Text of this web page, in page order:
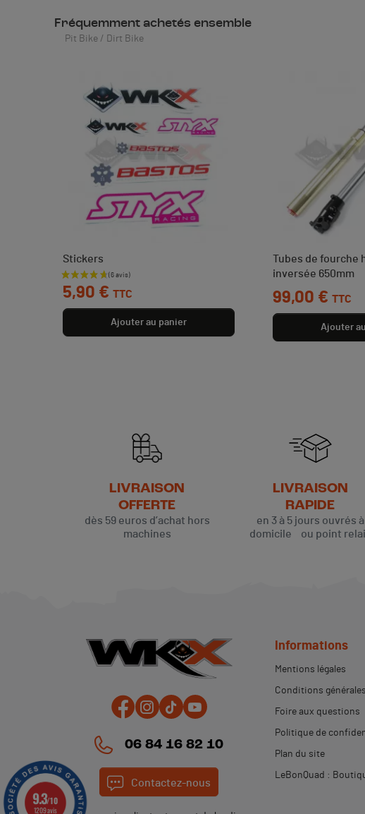
Fréquemment achetés ensemble
Pit Bike / Dirt Bike
Stickers
Prix
5,90 € TTC
Ajouter au panier
Tubes de fourche
inversée 650mm
Prix
99,00 € TTC
Ajouter
LIVRAISON
OFFERTE
dès 59 euros d’achat hors
machines
LIVRAISON
RAPIDE
en 3 à 5 jours ouvrés à
domicile ou point
06 84 16 82 10
Contactez-nous
Informations
Mentions légales
Conditions générales
Foire aux questions
Politique de
Plan du site
LeBonQuad :
9.3/10
1209 avis